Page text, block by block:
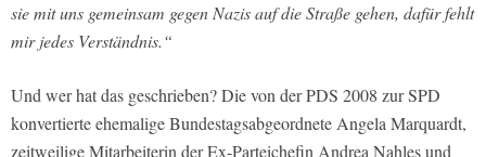
sie mit uns gemeinsam gegen Nazis auf die Straße gehen, dafür fehlt
mir jedes Verständnis.“
Und wer hat das geschrieben? Die von der PDS 2008 zur SPD
konvertierte ehemalige Bundestagsabgeordnete Angela Marquardt,
zeitweilige Mitarbeiterin der Ex-Parteichefin Andrea Nahles und